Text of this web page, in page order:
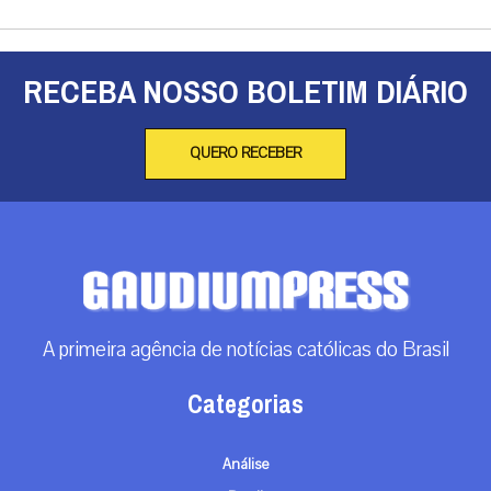
RECEBA NOSSO BOLETIM DIÁRIO
QUERO RECEBER
A primeira agência de notícias católicas do Brasil
Categorias
Análise